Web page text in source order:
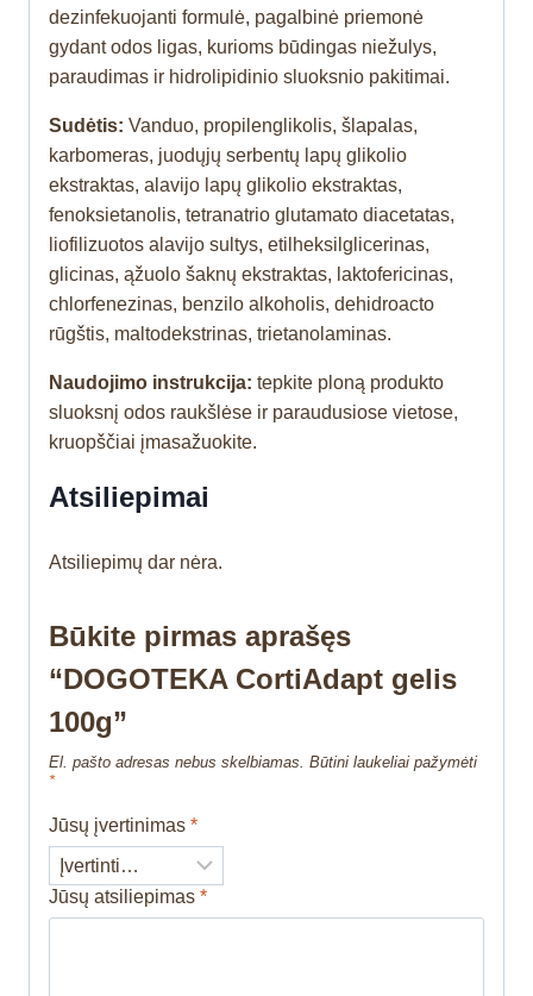
dezinfekuojanti formulė, pagalbinė priemonė
gydant odos ligas, kurioms būdingas niežulys,
paraudimas ir hidrolipidinio sluoksnio pakitimai.
Sudėtis: Vanduo, propilenglikolis, šlapalas,
karbomeras, juodųjų serbentų lapų glikolio
ekstraktas, alavijo lapų glikolio ekstraktas,
fenoksietanolis, tetranatrio glutamato diacetatas,
liofilizuotos alavijo sultys, etilheksilglicerinas,
glicinas, ąžuolo šaknų ekstraktas, laktofericinas,
chlorfenezinas, benzilo alkoholis, dehidroacto
rūgštis, maltodekstrinas, trietanolaminas.
Naudojimo instrukcija: tepkite ploną produkto
sluoksnį odos raukšlėse ir paraudusiose vietose,
kruopščiai įmasažuokite.
Atsiliepimai
Atsiliepimų dar nėra.
Būkite pirmas aprašęs
“DOGOTEKA CortiAdapt gelis
100g”
El. pašto adresas nebus skelbiamas. Būtini laukeliai pažymėti
*
Jūsų įvertinimas *
Jūsų atsiliepimas *